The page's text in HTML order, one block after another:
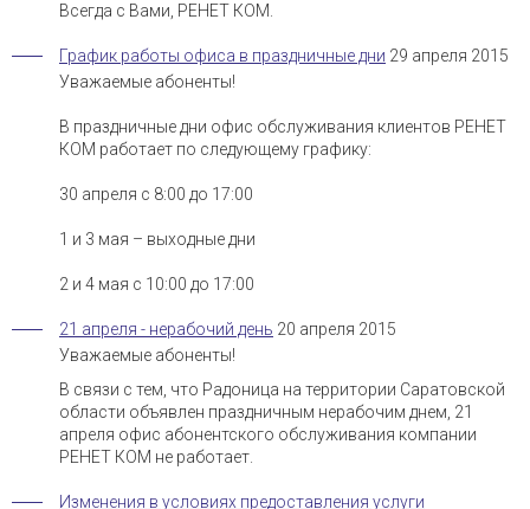
Всегда с Вами, РЕНЕТ КОМ.
График работы офиса в праздничные дни 29 апреля 2015
Уважаемые абоненты!
В праздничные дни офис обслуживания клиентов РЕНЕТ
КОМ работает по следующему графику:
30 апреля с 8:00 до 17:00
1 и 3 мая – выходные дни
2 и 4 мая с 10:00 до 17:00
21 апреля - нерабочий день 20 апреля 2015
Уважаемые абоненты!
В связи с тем, что Радоница на территории Саратовской
области объявлен праздничным нерабочим днем, 21
апреля офис абонентского обслуживания компании
РЕНЕТ КОМ не работает.
Изменения в условиях предоставления услуги